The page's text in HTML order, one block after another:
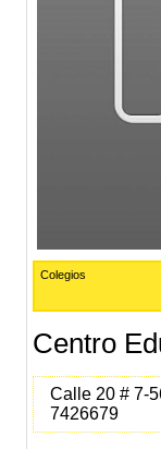
Colegios
Centro
Calle 20 # 7-
7426679